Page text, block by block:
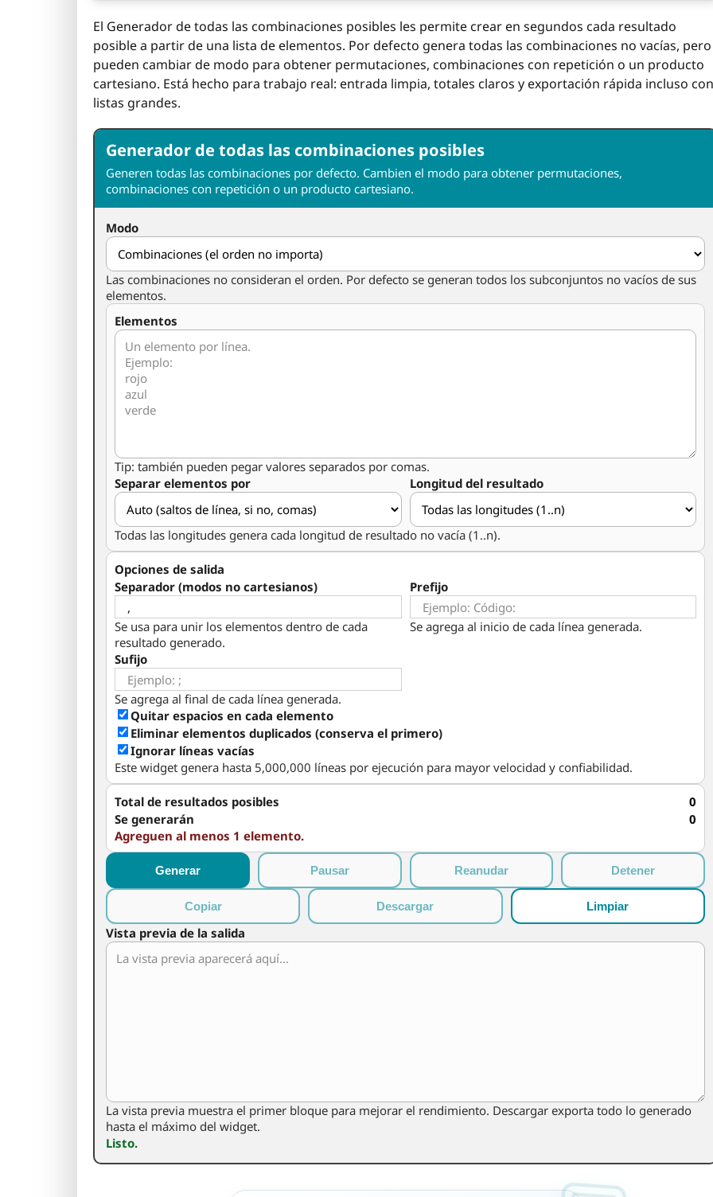
El Generador de todas las combinaciones posibles les permite crear en segundos cada resultado
posible a partir de una lista de elementos. Por defecto genera todas las combinaciones no vacías, pero
pueden cambiar de modo para obtener permutaciones, combinaciones con repetición o un producto
cartesiano. Está hecho para trabajo real: entrada limpia, totales claros y exportación rápida incluso con
listas grandes.
Generador de todas las combinaciones posibles
Generen todas las combinaciones por defecto. Cambien el modo para obtener permutaciones,
combinaciones con repetición o un producto cartesiano.
Modo
Las combinaciones no consideran el orden. Por defecto se generan todos los subconjuntos no vacíos de sus
elementos.
Elementos
Tip: también pueden pegar valores separados por comas.
Separar elementos por
Longitud del resultado
Todas las longitudes genera cada longitud de resultado no vacía (1..n).
Opciones de salida
Separador (modos no cartesianos)
Se usa para unir los elementos dentro de cada
resultado generado.
Prefijo
Se agrega al inicio de cada línea generada.
Sufijo
Se agrega al final de cada línea generada.
Quitar espacios en cada elemento
Eliminar elementos duplicados (conserva el primero)
Ignorar líneas vacías
Este widget genera hasta 5,000,000 líneas por ejecución para mayor velocidad y confiabilidad.
Total de resultados posibles
0
Se generarán
0
Agreguen al menos 1 elemento.
Generar Pausar Reanudar Detener
Copiar Descargar Limpiar
Vista previa de la salida
La vista previa muestra el primer bloque para mejorar el rendimiento. Descargar exporta todo lo generado
hasta el máximo del widget.
Listo.